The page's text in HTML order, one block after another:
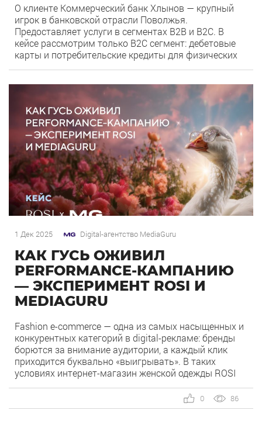
О клиенте Коммерческий банк Хлынов — крупный
игрок в банковской отрасли Поволжья.
Предоставляет услуги в сегментах B2B и B2C. В
кейсе рассмотрим только B2С сегмент: дебетовые
карты и потребительские кредиты для физических
сферы. Задачи: Адаптировать товарный формат
рекламы под сегмент B2C для […]
1 Дек 2025 Digital-агентство MediaGuru
КАК ГУСЬ ОЖИВИЛ
PERFORMANCE-КАМПАНИЮ
— ЭКСПЕРИМЕНТ ROSI И
MEDIAGURU
Fashion e-commerce — одна из самых насыщенных и
конкурентных категорий в digital-рекламе: бренды
борются за внимание аудитории, а каждый клик
приходится буквально «выигрывать». В таких
условиях интернет-магазин женской одежды ROSI
performance-канал для привлечения покупателей и
поддержания устойчивых продаж. Реклама
86
0